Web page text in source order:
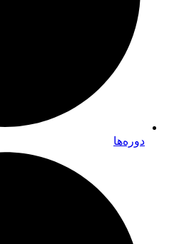
دوره‌ها